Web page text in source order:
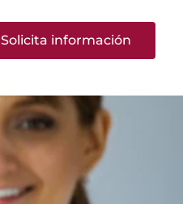
Solicita información